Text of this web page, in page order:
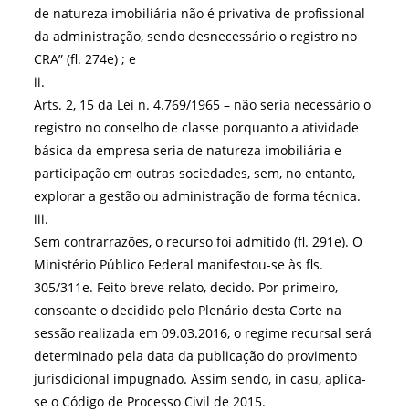
de natureza imobiliária não é privativa de profissional
da administração, sendo desnecessário o registro no
CRA” (fl. 274e) ; e
ii.
Arts. 2, 15 da Lei n. 4.769/1965 – não seria necessário o
registro no conselho de classe porquanto a atividade
básica da empresa seria de natureza imobiliária e
participação em outras sociedades, sem, no entanto,
explorar a gestão ou administração de forma técnica.
iii.
Sem contrarrazões, o recurso foi admitido (fl. 291e). O
Ministério Público Federal manifestou-se às fls.
305/311e. Feito breve relato, decido. Por primeiro,
consoante o decidido pelo Plenário desta Corte na
sessão realizada em 09.03.2016, o regime recursal será
determinado pela data da publicação do provimento
jurisdicional impugnado. Assim sendo, in casu, aplica-
se o Código de Processo Civil de 2015.